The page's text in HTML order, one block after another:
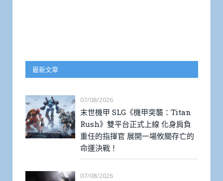
最新文章
07/08/2026
末世機甲 SLG《機甲突襲：Titan
Rush》雙平台正式上線 化身肩負
重任的指揮官 展開一場攸關存亡的
命運決戰！
07/08/2026